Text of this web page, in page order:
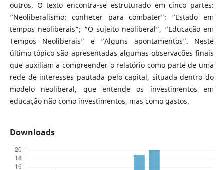
outros. O texto encontra-se estruturado em cinco partes:
“Neoliberalismo: conhecer para combater”; “Estado em
tempos neoliberais”; “O sujeito neoliberal”, “Educação em
Tempos Neoliberais” e “Alguns apontamentos”. Neste
último tópico são apresentadas algumas observações finais
que auxiliam a compreender o relatório como parte de uma
rede de interesses pautada pelo capital, situada dentro do
modelo neoliberal, que entende os investimentos em
educação não como investimentos, mas como gastos.
Downloads